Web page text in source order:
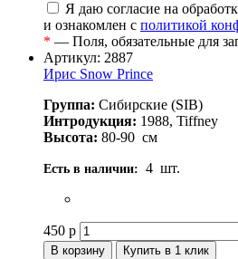
Я даю согласие на
и ознакомлен с политикой
* — Поля, обязательные для
Артикул: 2887
Ирис Snow Prince
Группа: Сибирские (SIB)
Интродукция: 1988, Tiffney
Высота: 80-90 см
Есть в наличии: 4 шт.
450 р